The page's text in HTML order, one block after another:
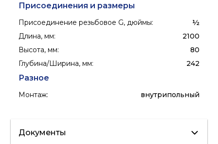
Присоединения и размеры
Присоединение резьбовое G, дюймы:
½
Длина, мм:
2100
Высота, мм:
80
Глубина/Ширина, мм: 242
Разное
Монтаж: внутрипольный
Документы